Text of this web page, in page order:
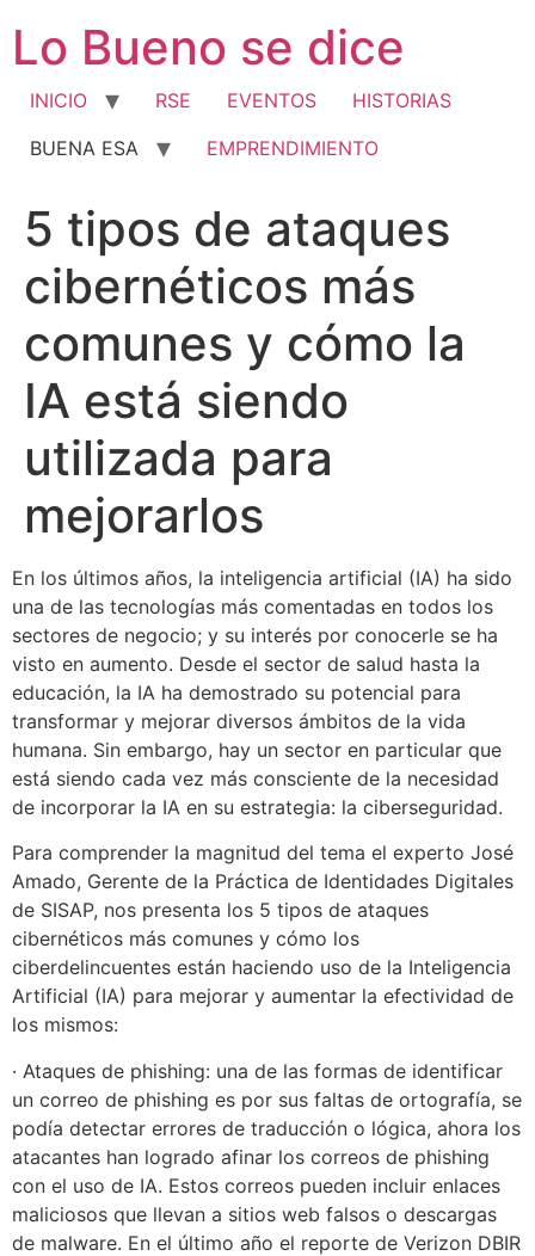
contenido
Lo Bueno se dice
INICIO RSE EVENTOS
HISTORIAS
BUENA ESA
EMPRENDIMIENTO
5 tipos de ataques
cibernéticos más
comunes y cómo la
IA está siendo
utilizada para
mejorarlos
En los últimos años, la inteligencia artificial (IA) ha sido
una de las tecnologías más comentadas en todos los
sectores de negocio; y su interés por conocerle se ha
visto en aumento. Desde el sector de salud hasta la
educación, la IA ha demostrado su potencial para
transformar y mejorar diversos ámbitos de la vida
humana. Sin embargo, hay un sector en particular que
está siendo cada vez más consciente de la necesidad
de incorporar la IA en su estrategia: la ciberseguridad.
Para comprender la magnitud del tema el experto José
Amado, Gerente de la Práctica de Identidades Digitales
de SISAP, nos presenta los 5 tipos de ataques
cibernéticos más comunes y cómo los
ciberdelincuentes están haciendo uso de la Inteligencia
Artificial (IA) para mejorar y aumentar la efectividad de
los mismos:
· Ataques de phishing: una de las formas de identificar
un correo de phishing es por sus faltas de ortografía, se
podía detectar errores de traducción o lógica, ahora los
atacantes han logrado afinar los correos de phishing
con el uso de IA. Estos correos pueden incluir enlaces
maliciosos que llevan a sitios web falsos o descargas
de malware. En el último año el reporte de Verizon DBIR